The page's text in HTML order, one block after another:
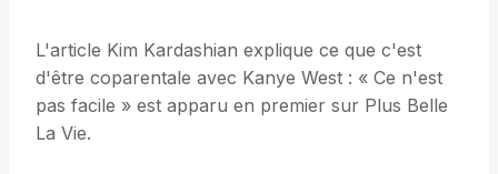
L'article Kim Kardashian explique ce que c'est
d'être coparentale avec Kanye West : « Ce n'est
pas facile » est apparu en premier sur Plus Belle
La Vie.